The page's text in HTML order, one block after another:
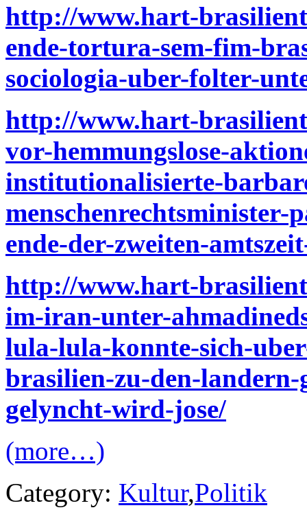
http://www.hart-
ende-tortura-sem-fim-
sociologia-uber-folter-
http://www.hart-
vor-hemmungslose-
institutionalisierte-
ende-der-zweiten-
http://www.hart-
im-iran-unter-
lula-lula-konnte-sich-
brasilien-zu-den-
gelyncht-wird-jose/
(more…)
Category: Kultur,Politik